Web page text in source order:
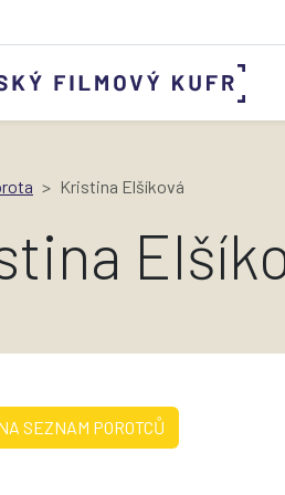
Kristina Elšíková
SEZNAM POROTCŮ